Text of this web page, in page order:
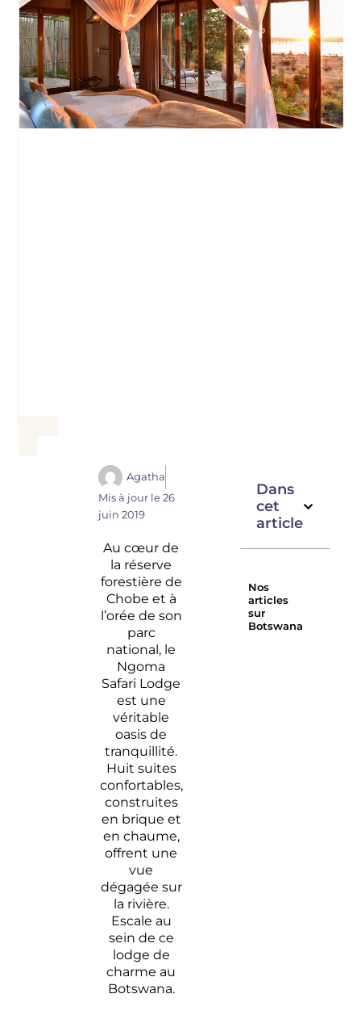
Agatha
Mis à jour le26
juin 2019
Au cœur de
la réserve
forestière de
Chobe et à
l’orée de son
parc
national, le
Ngoma
Safari Lodge
est une
véritable
oasis de
tranquillité.
Huit suites
confortables,
construites
en brique et
en chaume,
offrent une
vue
dégagée sur
la rivière.
Escale au
sein de ce
lodge de
charme au
Botswana.
Dans
cet
article
Nos
articles
sur
Botswana